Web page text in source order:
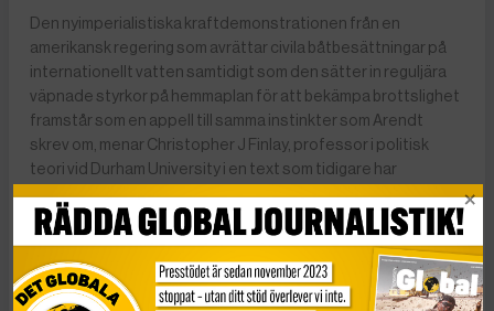
Den nyimperialistiska kraftdemonstrationen från en
amerikansk regering som avrättar civila båtbesättningar på
internationellt vatten samtidigt som den sätter in reguljära
väpnade styrkor på hemmaplan för att bekämpa brottslighet
framstår som en appell till samma instinkter som Arendt
skrev om, menar Christopher J Finlay, professor i politisk
teori vid Durham University i en text som tidigare har
publicerats i The Conversation. Till vänster Donald Trump,
och till höger Hannah Arendt, fotad 1969. Foto: AP
Photo/Alex Brandon | AP Photo